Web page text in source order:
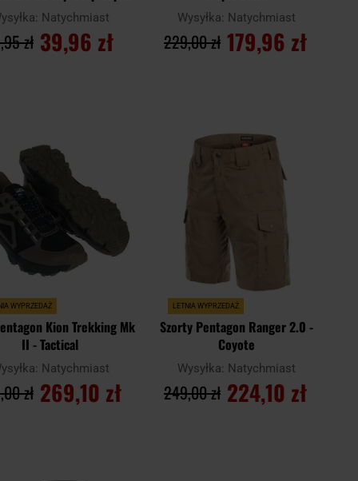
PentaCamo
Natychmiast
39,96 zł
zł
Wysyłka: Natychmiast
179,96 zł
229,00 zł
WYPRZEDAŻ
Kion Trekking Mk
II - Tactical
Natychmiast
269,10 zł
zł
LETNIA WYPRZEDAŻ
Szorty Pentagon Ranger 2.0 -
Coyote
Wysyłka: Natychmiast
224,10 zł
249,00 zł